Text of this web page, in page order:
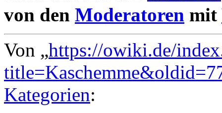
von den Moderatoren mit
Von „https://owiki.de/
Kategorien: